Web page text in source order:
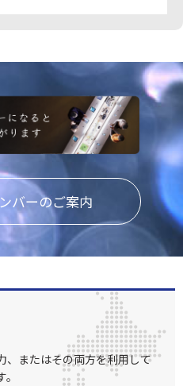
バーのご案内
、またはその両方を利用して